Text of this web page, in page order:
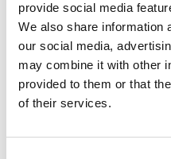
provide social media
We also share information
our social media,
may combine it with other
provided to them or that
of their services.
Consulting
Wir helfen Unternehmen ihr
auszuschöpfen. Wir
minimieren Risiken. Unsere
Freihandelsabkommen